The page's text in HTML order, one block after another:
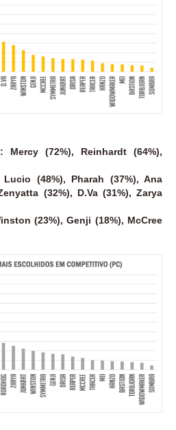
(72%), Reinhardt (64%),
(48%), Pharah (37%), Ana
(32%), D.Va (31%), Zarya
(23%), Genji (18%), McCree